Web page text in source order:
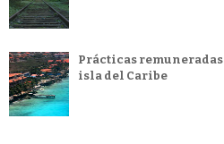
Prácticas
isla del Caribe